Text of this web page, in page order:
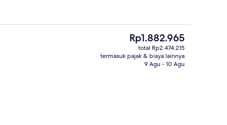
Eksterior
Harga
saat
ini
Rp1.882.965
Rp1.882.965
total Rp2.474.215
termasuk pajak & biaya lainnya
9 Agu - 10 Agu